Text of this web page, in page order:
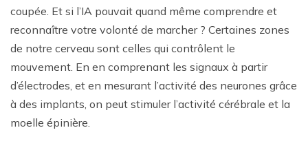
coupée. Et si l’IA pouvait quand même comprendre et
reconnaître votre volonté de marcher ? Certaines zones
de notre cerveau sont celles qui contrôlent le
mouvement. En en comprenant les signaux à partir
d’électrodes, et en mesurant l’activité des neurones grâce
à des implants, on peut stimuler l’activité cérébrale et la
moelle épinière.